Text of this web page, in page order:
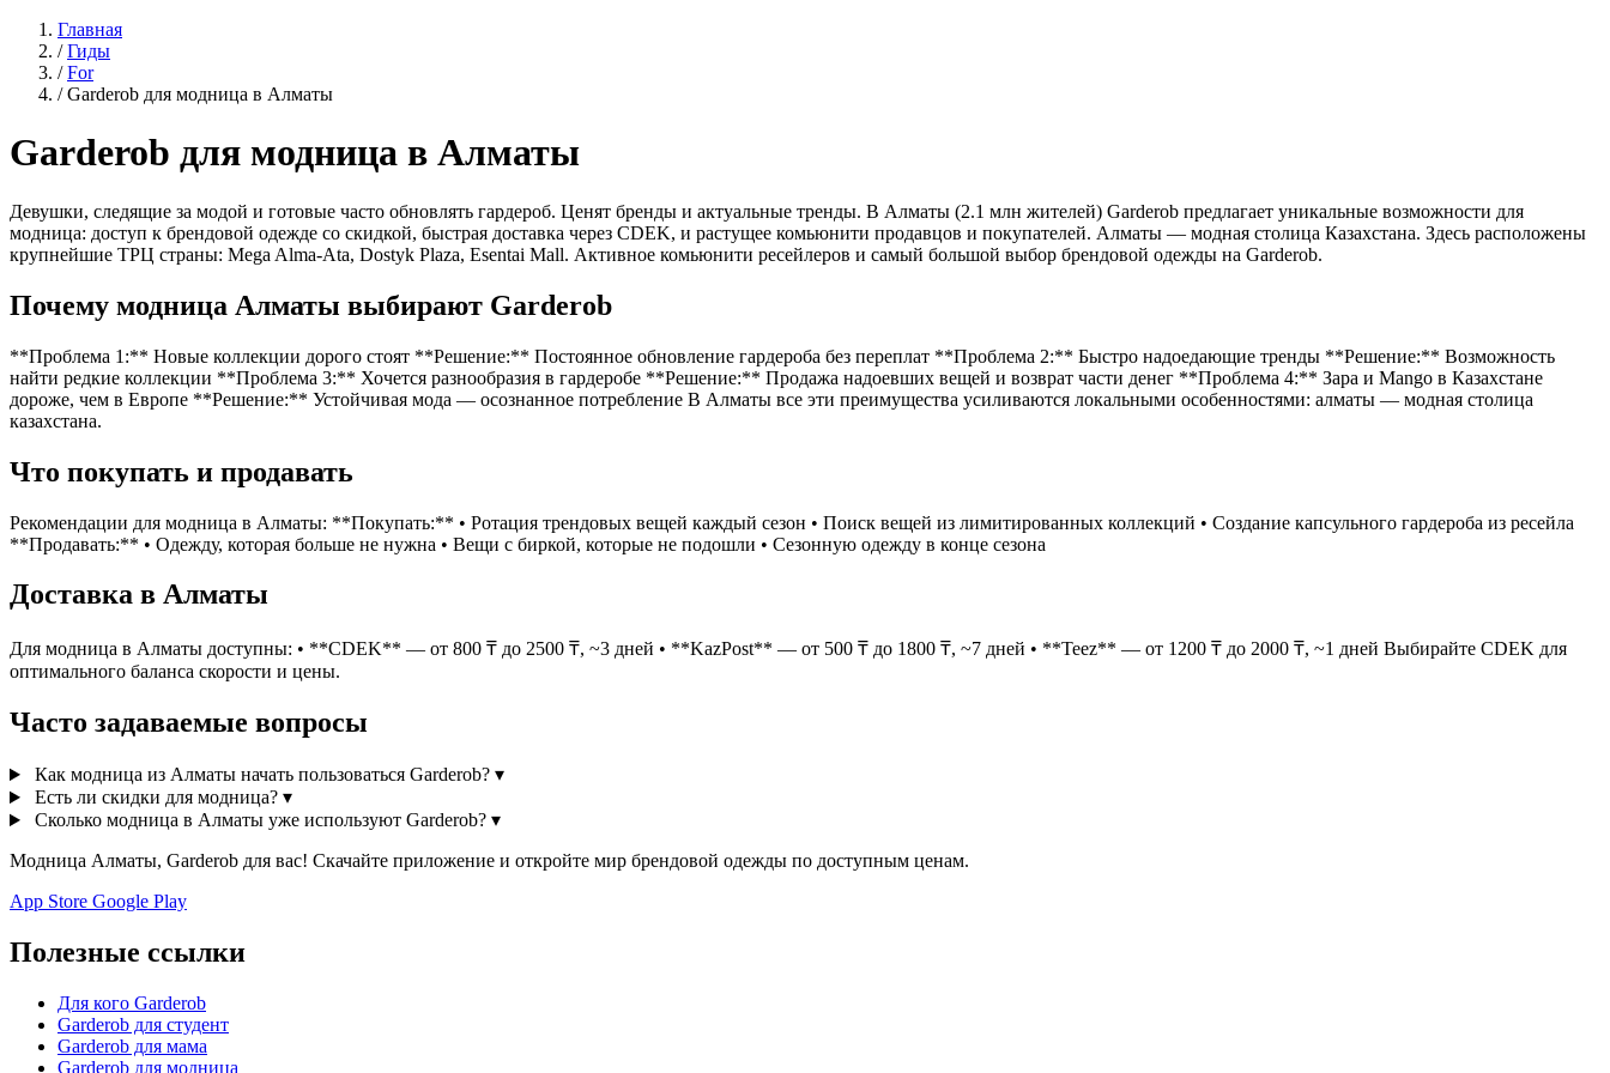
Главная
/ Гиды
/ For
/ Garderob для модница в Алматы
Garderob для модница в Алматы
Девушки, следящие за модой и готовые часто обновлять гардероб. Ценят бренды и актуальные тренды. В Алматы (2.1 млн жителей) Garderob предлагает уникальные возможности для
модница: доступ к брендовой одежде со скидкой, быстрая доставка через CDEK, и растущее комьюнити продавцов и покупателей. Алматы — модная столица Казахстана. Здесь расположены
крупнейшие ТРЦ страны: Mega Alma-Ata, Dostyk Plaza, Esentai Mall. Активное комьюнити ресейлеров и самый большой выбор брендовой одежды на Garderob.
Почему модница Алматы выбирают Garderob
**Проблема 1:** Новые коллекции дорого стоят **Решение:** Постоянное обновление гардероба без переплат **Проблема 2:** Быстро надоедающие тренды **Решение:** Возможность
найти редкие коллекции **Проблема 3:** Хочется разнообразия в гардеробе **Решение:** Продажа надоевших вещей и возврат части денег **Проблема 4:** Зара и Mango в Казахстане
дороже, чем в Европе **Решение:** Устойчивая мода — осознанное потребление В Алматы все эти преимущества усиливаются локальными особенностями: алматы — модная столица
казахстана.
Что покупать и продавать
Рекомендации для модница в Алматы: **Покупать:** • Ротация трендовых вещей каждый сезон • Поиск вещей из лимитированных коллекций • Создание капсульного гардероба из ресейла
**Продавать:** • Одежду, которая больше не нужна • Вещи с биркой, которые не подошли • Сезонную одежду в конце сезона
Доставка в Алматы
Для модница в Алматы доступны: • **CDEK** — от 800 ₸ до 2500 ₸, ~3 дней • **KazPost** — от 500 ₸ до 1800 ₸, ~7 дней • **Teez** — от 1200 ₸ до 2000 ₸, ~1 дней Выбирайте CDEK для
оптимального баланса скорости и цены.
Часто задаваемые вопросы
Как модница из Алматы начать пользоваться Garderob? ▾
Есть ли скидки для модница? ▾
Сколько модница в Алматы уже используют Garderob? ▾
Модница Алматы, Garderob для вас! Скачайте приложение и откройте мир брендовой одежды по доступным ценам.
App Store Google Play
Полезные ссылки
Для кого Garderob
Garderob для студент
Garderob для мама
Garderob для модница